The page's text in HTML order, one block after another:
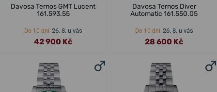
Davosa Ternos GMT Lucent
161.593.55
Do 10 dní 26. 8. u vás
42 900 Kč
Davosa Ternos Diver
Automatic 161.550.05
Do 10 dní 26. 8. u vás
28 600 Kč